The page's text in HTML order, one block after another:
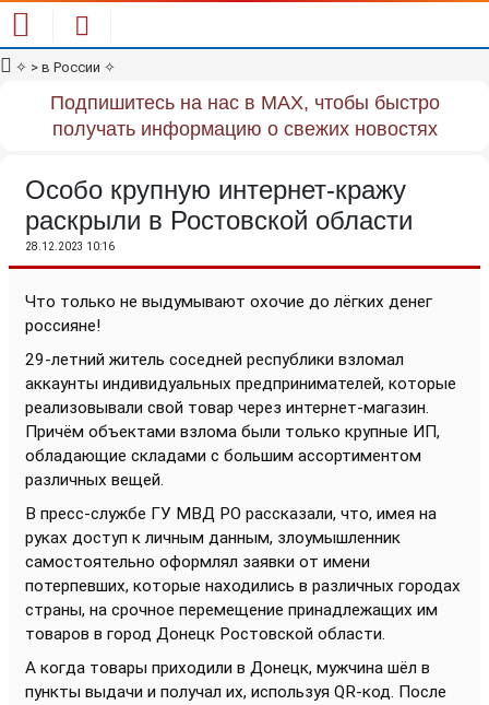
✧ > в России ✧
Подпишитесь на нас в MAX, чтобы быстро
получать информацию о свежих новостях
Особо крупную интернет-кражу
раскрыли в Ростовской области
28.12.2023 10:16
Что только не выдумывают охочие до лёгких денег
россияне!
29-летний житель соседней республики взломал
аккаунты индивидуальных предпринимателей, которые
реализовывали свой товар через интернет-магазин.
Причём объектами взлома были только крупные ИП,
обладающие складами с большим ассортиментом
различных вещей.
В пресс-службе ГУ МВД РО рассказали, что, имея на
руках доступ к личным данным, злоумышленник
самостоятельно оформлял заявки от имени
потерпевших, которые находились в различных городах
страны, на срочное перемещение принадлежащих им
товаров в город Донецк Ростовской области.
А когда товары приходили в Донецк, мужчина шёл в
пункты выдачи и получал их, используя QR-код. После